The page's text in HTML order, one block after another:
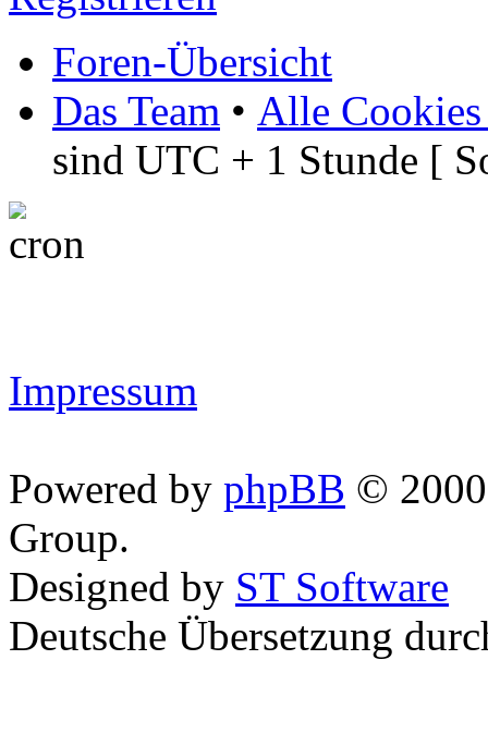
Foren-Übersicht
Das Team • Alle Cookies
sind UTC + 1 Stunde [
Impressum
Powered by phpBB ©
Group.
Designed by ST Software
Deutsche Übersetzung